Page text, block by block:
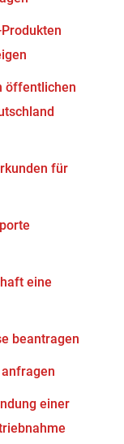
öffentlichen
für
eine
beantragen
einer